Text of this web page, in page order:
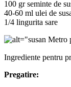
100 gr seminte de
40-60 ml ulei de
1/4 lingurita sare
Ingrediente pentru
Pregatire: